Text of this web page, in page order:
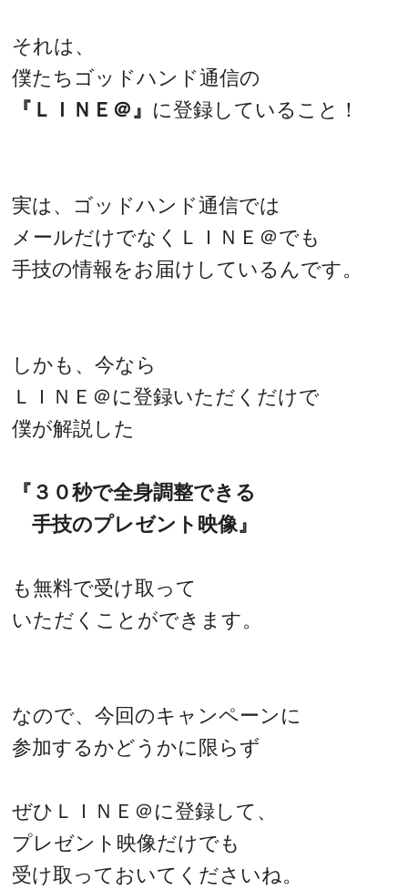
それは、
僕たちゴッドハンド通信の
『ＬＩＮＥ＠』 に登録していること！
実は、ゴッドハンド通信では
メールだけでなくＬＩＮＥ＠でも
手技の情報をお届けしているんです。
しかも、今なら
ＬＩＮＥ＠に登録いただくだけで
僕が解説した
『３０秒で全身調整できる
手技のプレゼント映像』
も無料で受け取って
いただくことができます。
なので、今回のキャンペーンに
参加するかどうかに限らず
ぜひＬＩＮＥ＠に登録して、
プレゼント映像だけでも
受け取っておいてくださいね。